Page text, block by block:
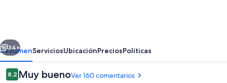
Siguiente
34+
ResumenServiciosUbicaciónPreciosPolíticas
Comentarios
8,28,2 de 10
Muy buenoVer 160 comentarios